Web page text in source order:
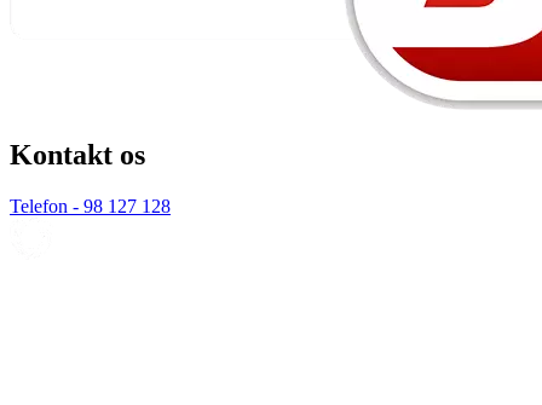
Kontakt os
Telefon - 98 127 128